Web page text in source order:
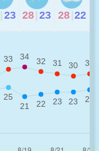
23 28 23 28 22